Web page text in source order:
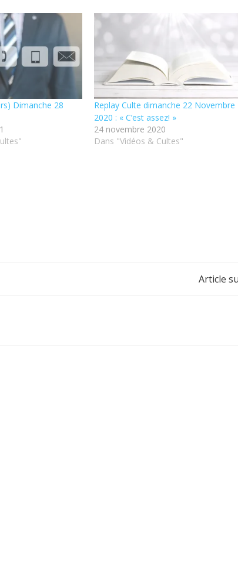
Dimanche 28
Replay Culte dimanche 22 Novembre
2020 : « C’est assez! »
24 novembre 2020
Dans "Vidéos & Cultes"
Article